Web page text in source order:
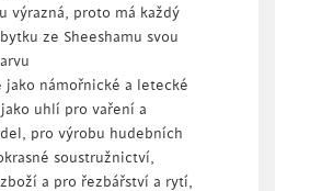
výrazná, proto má každý
ze Sheeshamu svou
jako námořnické a letecké
uhlí pro vaření a
pro výrobu hudebních
soustružnictví,
a pro řezbářství a rytí,